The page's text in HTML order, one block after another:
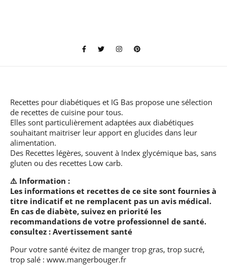
Recettes pour diabétiques et IG Bas propose une sélection
de recettes de cuisine pour tous.
Elles sont particulièrement adaptées aux diabétiques
souhaitant maitriser leur apport en glucides dans leur
alimentation.
Des Recettes légères, souvent à Index glycémique bas, sans
gluten ou des recettes Low carb.
⚠️ Information :
Les informations et recettes de ce site sont fournies à
titre indicatif et ne remplacent pas un avis médical.
En cas de diabète, suivez en priorité les
recommandations de votre professionnel de santé.
consultez : Avertissement santé
Pour votre santé évitez de manger trop gras, trop sucré,
trop salé : www.mangerbouger.fr